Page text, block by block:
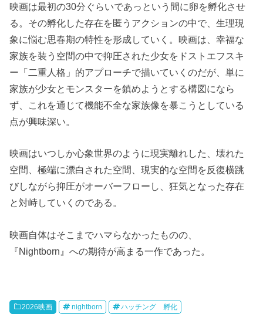
映画は最初の30分ぐらいであっという間に卵を孵化させ
る。その孵化した存在を匿うアクションの中で、生理現
象に悩む思春期の特性を形成していく。映画は、幸福な
家族を装う空間の中で抑圧された少女をドストエフスキ
ー「二重人格」的アプローチで描いていくのだが、単に
家族が少女とモンスターを鎮めようとする構図になら
ず、これを通じて機能不全な家族像を暴こうとしている
点が興味深い。
映画はいつしか心象世界のように現実離れした、壊れた
空間、極端に漂白された空間、現実的な空間を反復横跳
びしながら抑圧がオーバーフローし、狂気となった存在
と対峙していくのである。
映画自体はそこまでハマらなかったものの、
『Nightborn』への期待が高まる一作であった。
2026映画 nightborn ハッチング 孵化